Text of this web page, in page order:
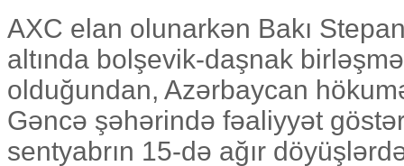
AXC elan olunarkən Bakı Stepan
altında bolşevik-daşnak
olduğundan, Azərbaycan
Gəncə şəhərində fəaliyyət
sentyabrın 15-də ağır